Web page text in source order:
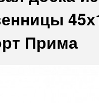
Прима